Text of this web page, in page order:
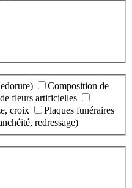
Composition de
fleurs artificielles
croix
Plaques funéraires
redressage)